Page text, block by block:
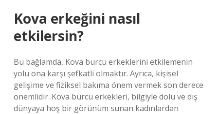
Kova erkeğini nasıl
etkilersin?
Bu bağlamda, Kova burcu erkeklerini etkilemenin
yolu ona karşı şefkatli olmaktır. Ayrıca, kişisel
gelişime ve fiziksel bakıma önem vermek son derece
önemlidir. Kova burcu erkekleri, bilgiyle dolu ve dış
dünyaya hoş bir görünüm sunan kadınlardan